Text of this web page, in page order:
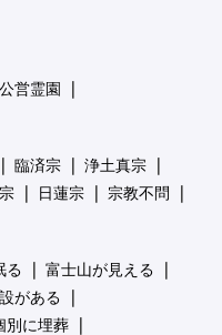
公営霊園
臨済宗
浄土真宗
日蓮宗 宗教不問
る
富士山が見える
がある
別に埋葬